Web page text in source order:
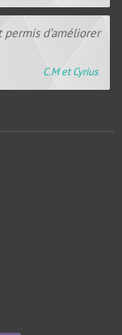
d’améliorer
C.M et Cyrius